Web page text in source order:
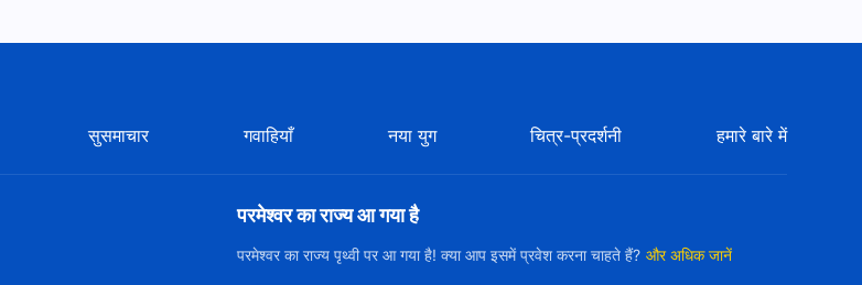
सुसमाचार गवाहियाँ नया युग चित्र-प्रदर्शनी हमारे बारे में
परमेश्वर का राज्य आ गया है
परमेश्वर का राज्य पृथ्वी पर आ गया है! क्या आप इसमें प्रवेश करना चाहते हैं? और अधिक जानें